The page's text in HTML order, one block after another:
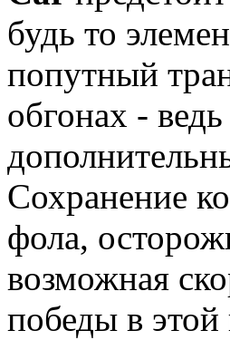
будь то
попутный
обгонах -
Сохранение
фола,
возможная
победы в этой